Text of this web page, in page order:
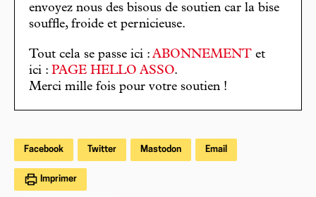
envoyez nous des bisous de soutien car la bise
souffle, froide et pernicieuse.
Tout cela se passe ici : ABONNEMENT et
ici : PAGE HELLO ASSO.
Merci mille fois pour votre soutien !
Facebook Twitter Mastodon Email
Imprimer